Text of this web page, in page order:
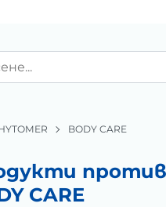
BODY CARE
против
CARE